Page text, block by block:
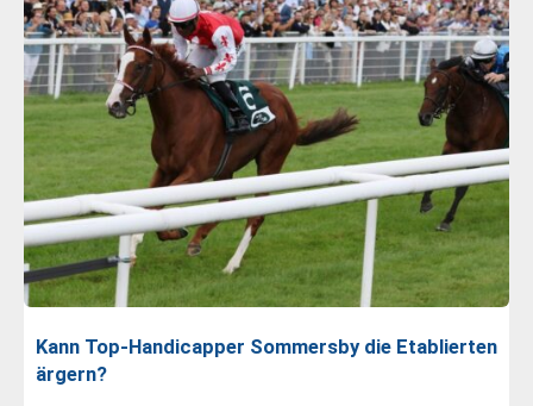
Kann Top-Handicapper Sommersby die Etablierten
ärgern?